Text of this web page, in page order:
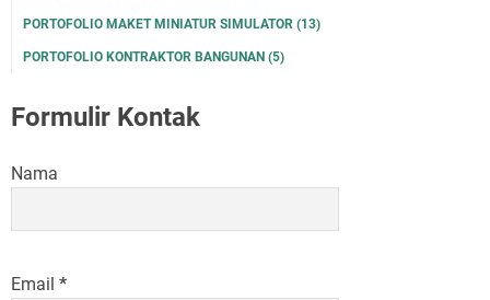
PORTOFOLIO MAKET MINIATUR SIMULATOR (13)
PORTOFOLIO KONTRAKTOR BANGUNAN (5)
Formulir Kontak
Nama
Email *